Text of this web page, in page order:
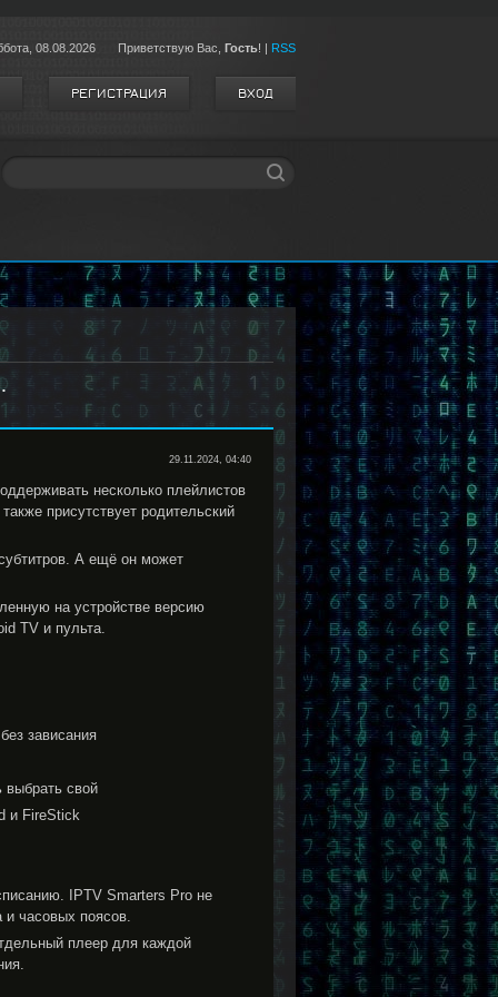
08.08.2026 Приветствую Вас Гость! | RSS
РЕГИСТРАЦИЯ ВХОД
29.11.2024, 04:40
несколько плейлистов
присутствует родительский
А ещё он может
на устройстве версию
TV и пульта.
зависания
выбрать свой
и FireStick
IРTV Smarters Pro не
и часовых поясов.
плеер для каждой